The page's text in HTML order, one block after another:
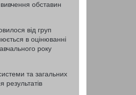
обставин
від груп
в оцінюванні
року
та загальних
результатів